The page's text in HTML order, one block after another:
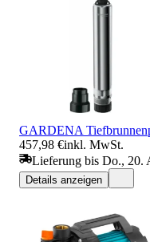
GARDENA
457,98 €inkl. MwSt.
Lieferung bis Do., 20.
Details anzeigen